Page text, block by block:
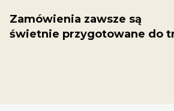
Zamówienia zawsze są
świetnie przygotowane do